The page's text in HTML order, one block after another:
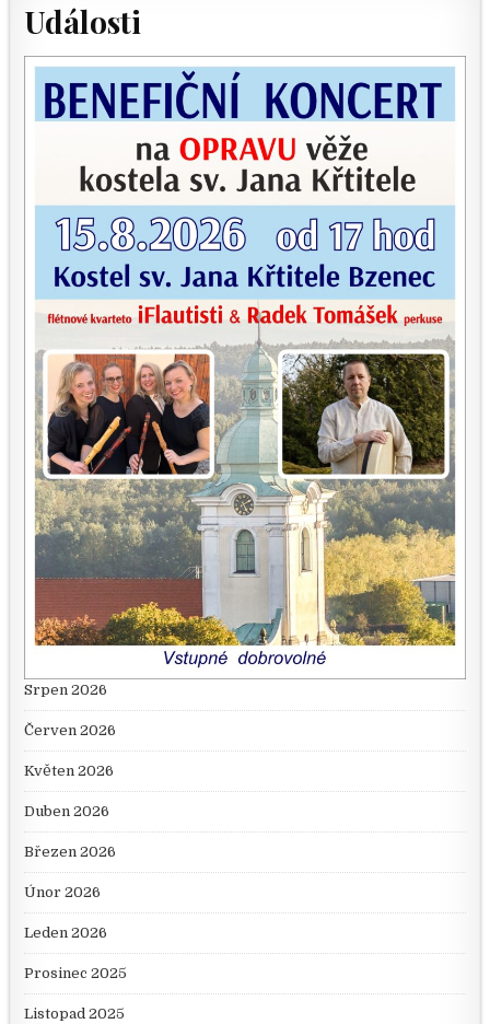
Události
Srpen 2026
Červen 2026
Květen 2026
Duben 2026
Březen 2026
Únor 2026
Leden 2026
Prosinec 2025
Listopad 2025